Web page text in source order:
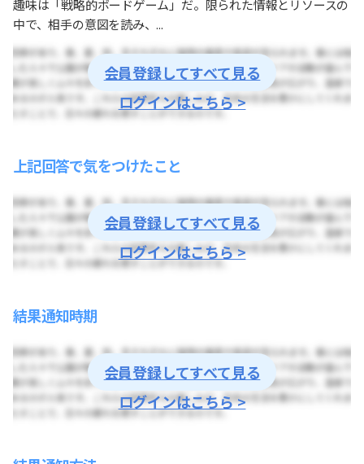
趣味は「戦略的ボードゲーム」だ。限られた情報とリソースの
中で、相手の意図を読み、...
会員登録してすべて見る
ログインはこちら >
上記回答で気をつけたこと
会員登録してすべて見る
ログインはこちら >
結果通知時期
会員登録してすべて見る
ログインはこちら >